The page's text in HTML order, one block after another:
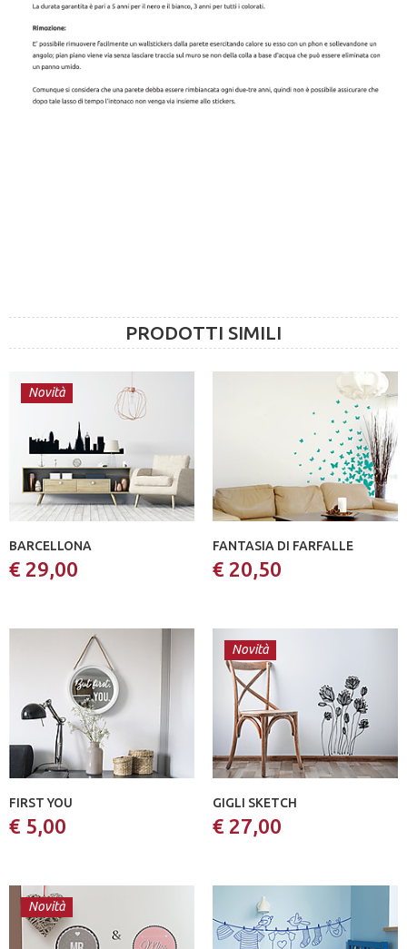
PRODOTTI SIMILI
Novità
BARCELLONA
€ 29,00
FANTASIA DI FARFALLE
€ 20,50
FIRST YOU
€ 5,00
Novità
GIGLI SKETCH
€ 27,00
Novità